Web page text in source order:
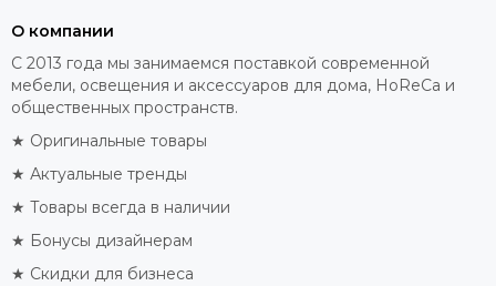
О компании
С 2013 года мы занимаемся поставкой современной
мебели, освещения и аксессуаров для дома, HoReCa и
общественных пространств.
★ Оригинальные товары
★ Актуальные тренды
★ Товары всегда в наличии
★ Бонусы дизайнерам
★ Скидки для бизнеса